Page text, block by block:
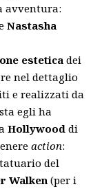
avventura:
Nastasha
estetica dei
nel dettaglio
e realizzati da
egli ha
Hollywood di
action:
del
Walken (per i